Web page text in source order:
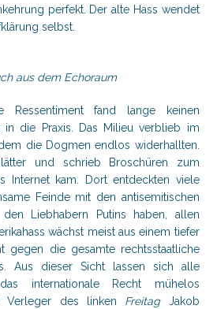
perfekt. Der alte Hass wendet
selbst.
aus dem Echoraum
Ressentiment fand lange keinen
in die Praxis. Das Milieu verblieb im
die Dogmen endlos widerhallten.
und schrieb Broschüren zum
Internet kam. Dort entdeckten viele
Feinde mit den antisemitischen
Liebhabern Putins haben, allen
wächst meist aus einem tiefer
gegen die gesamte rechtsstaatliche
Aus dieser Sicht lassen sich alle
internationale Recht mühelos
Verleger des linken Freitag Jakob